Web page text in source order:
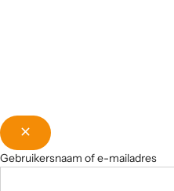
Gebruikersnaam of e-mailadres